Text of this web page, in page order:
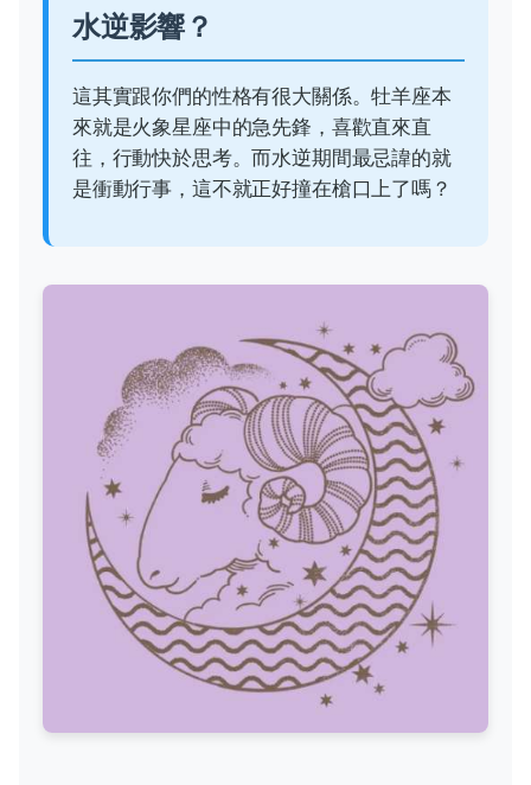
水逆影響？
這其實跟你們的性格有很大關係。牡羊座本
來就是火象星座中的急先鋒，喜歡直來直
往，行動快於思考。而水逆期間最忌諱的就
是衝動行事，這不就正好撞在槍口上了嗎？